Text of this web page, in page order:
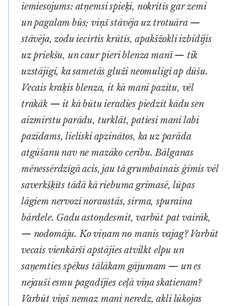
iemiesojums: atņemsi spieķi, nokritīs gar zemi
un pagalam būs; viņš stāvēja uz trotuāra —
stāvēja, zodu iecirtis krūtīs, apakšžokli izbīdījis
uz priekšu, un caur pieri blenza manī — tik
uzstājīgi, ka sametās gluži neomulīgi ap dūšu.
Vecais kraķis blenza, it kā mani pazītu, vēl
trakāk — it kā būtu ieradies piedzīt kādu sen
aizmirstu parādu, turklāt, patiesi mani labi
pazīdams, lieliski apzinātos, ka uz parāda
atgūšanu nav ne mazāko cerību. Bālganas
mēnessērdzīgā acis, jau tā grumbainais ģīmis vēl
saverkšķīts tādā kā riebuma grimasē, lūpas
lāgiem nervozi noraustās, sirma, spuraina
bārdele. Gadu astoņdesmit, varbūt pat vairāk,
— nodomāju. Ko viņam no manis vajag? Varbūt
vecais vienkārši apstājies atvilkt elpu un
saņemties spēkus tālākam gājumam — un es
nejauši esmu pagadījies ceļā viņa skatienam?
Varbūt viņš nemaz mani neredz, akli lūkojas